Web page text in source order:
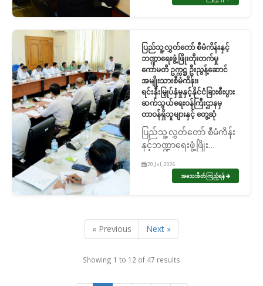
အခွန်ဝန်ကြီးဌာနမှ တာဝန်ရှိ
ပြည်သူ့လွှတ်တော် စီမံကိန်းနှင့်
ဘဏ္ဍာရေးဖွံ့ဖြိုးတိုးတက်မှု
ကော်မတီ ဥက္ကဋ္ဌ ဦးညွန့်ဆောင်
အမျိုးသားစီမံကိန်း၊
ရင်းနှီးမြှုပ်နှံမှုနှင့်နိုင်ငံခြားစီးပွား
ဆက်သွယ်ရေးဝန်ကြီးဌာနမှ
တာဝန်ရှိသူများနှင့် တွေ့ဆုံ
ပြည်သူ့လွှတ်တော် စီမံကိန်း
နှင့်ဘဏ္ဍာရေးဖွံ့ဖြိုး
ဦးညွန့်ဆောင် အမျိုးသား
စီမံကိန်း၊ ရင်းနှီးမြှုပ်နှံမှုနှင့်
20 Jul, 2026
အသေးစိတ်ကြည့်ရန်
« Previous Next »
Showing 1 to 12 of 47 results